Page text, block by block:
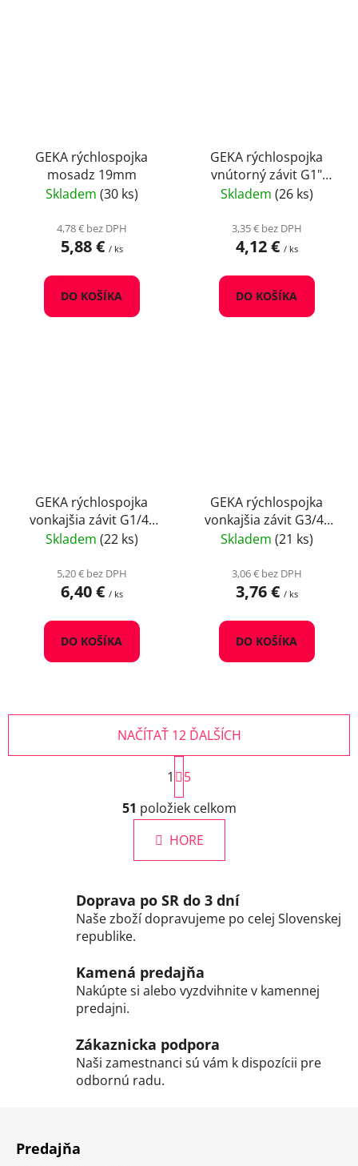
GEKA rýchlospojka
mosadz 19mm
Skladem (30 ks)
4,78 € bez DPH
5,88 € / ks
DO KOŠÍKA
GEKA rýchlospojka
vnútorný závit G1"
mosadz
Skladem (26 ks)
3,35 € bez DPH
4,12 € / ks
DO KOŠÍKA
GEKA rýchlospojka
vonkajšia závit G1/4"
mosadz
Skladem (22 ks)
5,20 € bez DPH
6,40 € / ks
DO KOŠÍKA
GEKA rýchlospojka
vonkajšia závit G3/4"
mosadz
Skladem (21 ks)
3,06 € bez DPH
3,76 € / ks
DO KOŠÍKA
O
v
l
á
d
c
i
r
v
v
ý
NAČÍTAŤ 12 ĎALŠÍCH
S
t
r
á
n
k
n
i
e
1
5
51 položiek celkom
HORE
Doprava po SR do 3 dní
Naše zboží dopravujeme po celej Slovenskej
republike.
Kamená predajňa
Nakúpte si alebo vyzdvihnite v kamennej
predajni.
Zákaznicka podpora
Naši zamestnanci sú vám k dispozícii pre
odbornú radu.
Predajňa